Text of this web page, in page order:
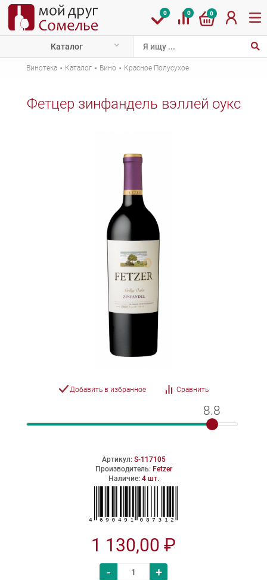
0 0 0
Каталог
Винотека · Каталог · Вино · Красное Полусухое
Фетцер зинфандель вэллей оукс
Добавить в избранное Сравнить
8.8
8.8
Артикул: S-117105
Производитель: Fetzer
Наличие: 4 шт.
1 130,00 ₽
- +